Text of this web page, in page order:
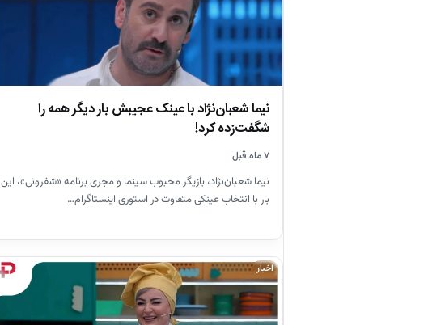
نیما شعبان‌نژاد با عینک عجیبش بار دیگر همه را
شگفت‌زده کرد!
۷ ماه قبل
نیما شعبان‌نژاد، بازیگر محبوب سینما و مجری برنامه «شفرونی»، این
بار با انتخاب عینکی متفاوت در استوری اینستاگرام…
اخبار